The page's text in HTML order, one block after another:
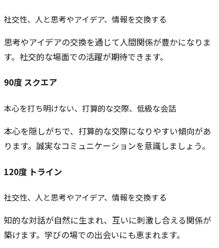
社交性、人と思考やアイデア、情報を交換する
思考やアイデアの交換を通じて人間関係が豊かになりま
す。社交的な場面での活躍が期待できます。
90度 スクエア
本心を打ち明けない、打算的な交際、低級な会話
本心を隠しがちで、打算的な交際になりやすい傾向があ
ります。誠実なコミュニケーションを意識しましょう。
120度 トライン
社交性、人と思考やアイデア、情報を交換する
知的な対話が自然に生まれ、互いに刺激し合える関係が
築けます。学びの場での出会いにも恵まれます。